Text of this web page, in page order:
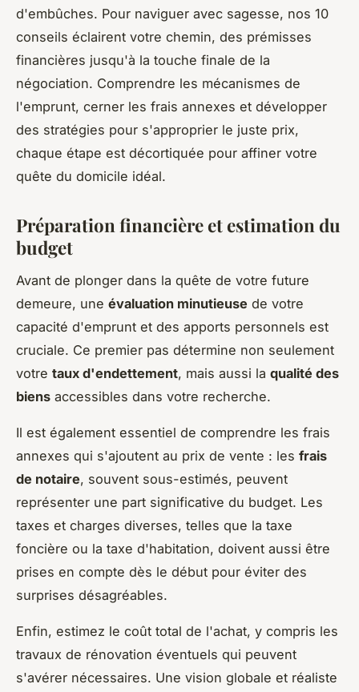
d'embûches. Pour naviguer avec sagesse, nos 10
conseils éclairent votre chemin, des prémisses
financières jusqu'à la touche finale de la
négociation. Comprendre les mécanismes de
l'emprunt, cerner les frais annexes et développer
des stratégies pour s'approprier le juste prix,
chaque étape est décortiquée pour affiner votre
quête du domicile idéal.
Préparation financière et estimation du
budget
Avant de plonger dans la quête de votre future
demeure, une évaluation minutieuse de votre
capacité d'emprunt et des apports personnels est
cruciale. Ce premier pas détermine non seulement
votre taux d'endettement, mais aussi la qualité des
biens accessibles dans votre recherche.
Il est également essentiel de comprendre les frais
annexes qui s'ajoutent au prix de vente : les frais
de notaire, souvent sous-estimés, peuvent
représenter une part significative du budget. Les
taxes et charges diverses, telles que la taxe
foncière ou la taxe d'habitation, doivent aussi être
prises en compte dès le début pour éviter des
surprises désagréables.
Enfin, estimez le coût total de l'achat, y compris les
travaux de rénovation éventuels qui peuvent
s'avérer nécessaires. Une vision globale et réaliste